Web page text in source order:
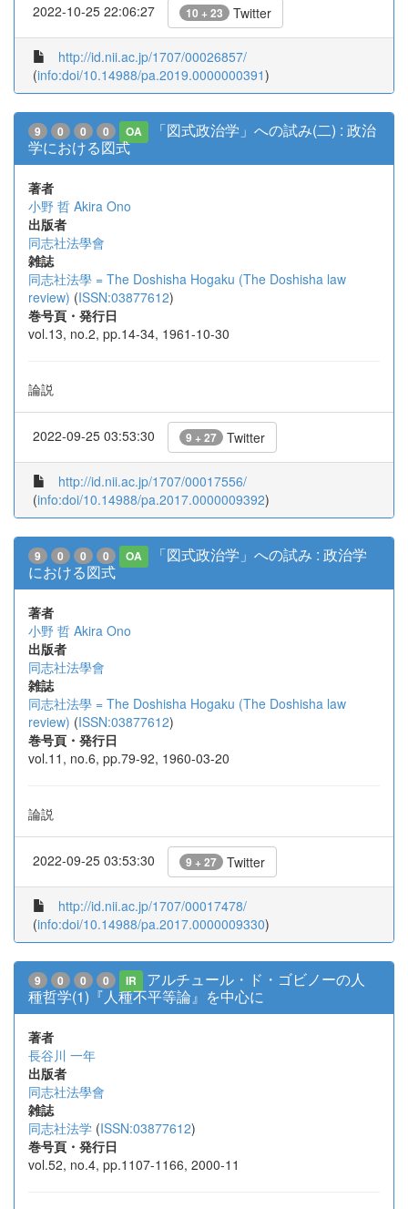
2022-10-25 22:06:27 10 + 23 Twitter
http://id.nii.ac.jp/1707/00026857/
(info:doi/10.14988/pa.2019.0000000391)
9 0 0 0 OA
「図式政治学」への試み(二) : 政治
学における図式
著者
小野 哲 Akira Ono
出版者
同志社法學會
雑誌
同志社法學 = The Doshisha Hogaku (The Doshisha law
review) (ISSN:03877612)
巻号頁・発行日
vol.13, no.2, pp.14-34, 1961-10-30
論説
2022-09-25 03:53:30 9 + 27 Twitter
http://id.nii.ac.jp/1707/00017556/
(info:doi/10.14988/pa.2017.0000009392)
9 0 0 0 OA
「図式政治学」への試み : 政治学
における図式
著者
小野 哲 Akira Ono
出版者
同志社法學會
雑誌
同志社法學 = The Doshisha Hogaku (The Doshisha law
review) (ISSN:03877612)
巻号頁・発行日
vol.11, no.6, pp.79-92, 1960-03-20
論説
2022-09-25 03:53:30 9 + 27 Twitter
http://id.nii.ac.jp/1707/00017478/
(info:doi/10.14988/pa.2017.0000009330)
9 0 0 0 IR
アルチュール・ド・ゴビノーの人
種哲学(1)『人種不平等論』を中心に
著者
長谷川 一年
出版者
同志社法學會
雑誌
同志社法学 (ISSN:03877612)
巻号頁・発行日
vol.52, no.4, pp.1107-1166, 2000-11